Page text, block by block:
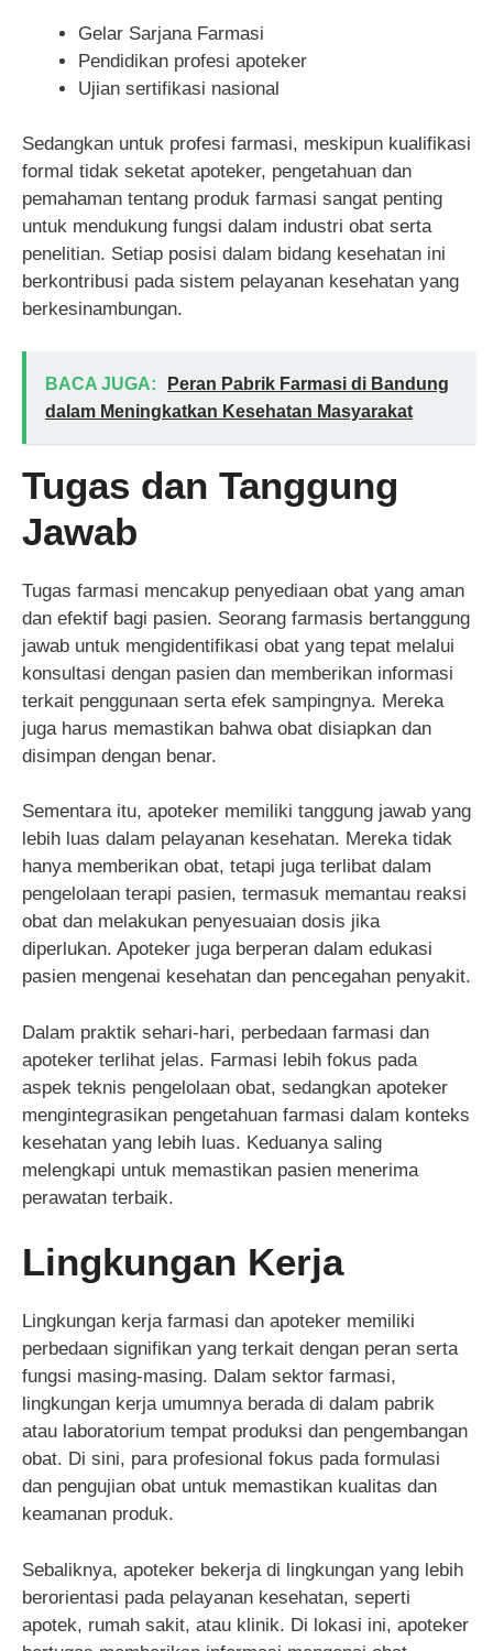
Gelar Sarjana Farmasi
Pendidikan profesi apoteker
Ujian sertifikasi nasional
Sedangkan untuk profesi farmasi, meskipun kualifikasi
formal tidak seketat apoteker, pengetahuan dan
pemahaman tentang produk farmasi sangat penting
untuk mendukung fungsi dalam industri obat serta
penelitian. Setiap posisi dalam bidang kesehatan ini
berkontribusi pada sistem pelayanan kesehatan yang
berkesinambungan.
BACA JUGA:
Peran Pabrik Farmasi di Bandung
dalam Meningkatkan Kesehatan Masyarakat
Tugas dan Tanggung
Jawab
Tugas farmasi mencakup penyediaan obat yang aman
dan efektif bagi pasien. Seorang farmasis bertanggung
jawab untuk mengidentifikasi obat yang tepat melalui
konsultasi dengan pasien dan memberikan informasi
terkait penggunaan serta efek sampingnya. Mereka
juga harus memastikan bahwa obat disiapkan dan
disimpan dengan benar.
Sementara itu, apoteker memiliki tanggung jawab yang
lebih luas dalam pelayanan kesehatan. Mereka tidak
hanya memberikan obat, tetapi juga terlibat dalam
pengelolaan terapi pasien, termasuk memantau reaksi
obat dan melakukan penyesuaian dosis jika
diperlukan. Apoteker juga berperan dalam edukasi
pasien mengenai kesehatan dan pencegahan penyakit.
Dalam praktik sehari-hari, perbedaan farmasi dan
apoteker terlihat jelas. Farmasi lebih fokus pada
aspek teknis pengelolaan obat, sedangkan apoteker
mengintegrasikan pengetahuan farmasi dalam konteks
kesehatan yang lebih luas. Keduanya saling
melengkapi untuk memastikan pasien menerima
perawatan terbaik.
Lingkungan Kerja
Lingkungan kerja farmasi dan apoteker memiliki
perbedaan signifikan yang terkait dengan peran serta
fungsi masing-masing. Dalam sektor farmasi,
lingkungan kerja umumnya berada di dalam pabrik
atau laboratorium tempat produksi dan pengembangan
obat. Di sini, para profesional fokus pada formulasi
dan pengujian obat untuk memastikan kualitas dan
keamanan produk.
Sebaliknya, apoteker bekerja di lingkungan yang lebih
berorientasi pada pelayanan kesehatan, seperti
apotek, rumah sakit, atau klinik. Di lokasi ini, apoteker